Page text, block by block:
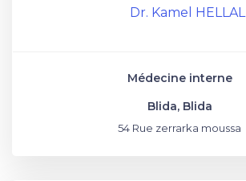
Dr. Kamel HELLAL
Médecine interne
Blida, Blida
54 Rue zerrarka moussa